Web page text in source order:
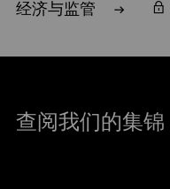
经济与监管
查阅我们的集锦